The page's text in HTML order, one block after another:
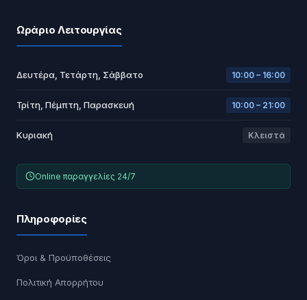
Ωράριο Λειτουργίας
Δευτέρα, Τετάρτη, Σάββατο 10:00 – 16:00
Τρίτη, Πέμπτη, Παρασκευή 10:00 – 21:00
Κυριακή Κλειστά
Online παραγγελίες 24/7
Πληροφορίες
Όροι & Προϋποθέσεις
Πολιτική Απορρήτου